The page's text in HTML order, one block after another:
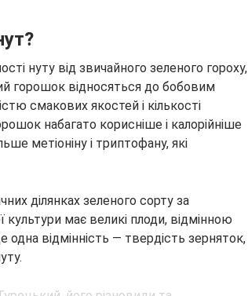
нуту від звичайного зеленого гороху,
горошок відносяться до бобовим
смакових якостей і кількості
набагато корисніше і калорійніше
метіоніну і триптофану, які
ділянках зеленого сорту за
має великі плоди, відмінною
відмінність — твердість зерняток,